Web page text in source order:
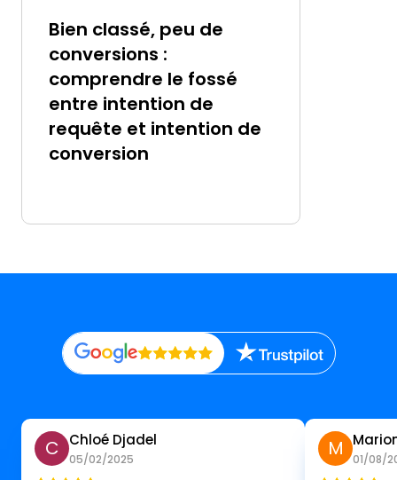
Bien classé, peu de
conversions :
comprendre le fossé
entre intention de
requête et intention de
conversion
C Chloé Djadel
05/02/2025 M 01/08/